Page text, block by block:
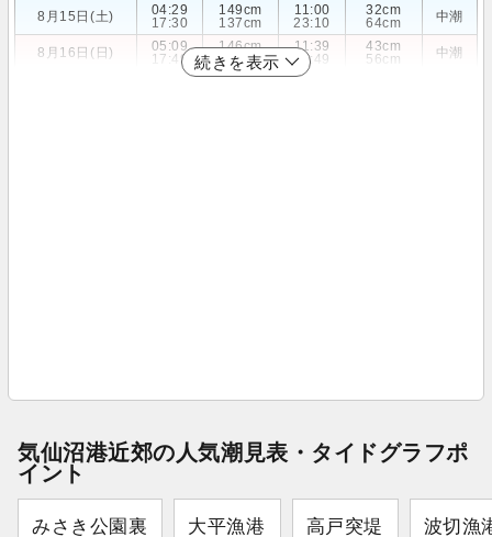
8月15日(土)
04:29
17:30
149cm
137cm
11:00
23:10
32cm
64cm
中潮
8月16日(日)
05:09
17:49
146cm
138cm
11:39
23:49
43cm
56cm
中潮
続きを表示
気仙沼港近郊の人気潮見表・タイドグラフポ
イント
みさき公園裏 大平漁港 高戸突堤 波切漁